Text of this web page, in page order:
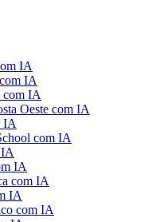
IA
IA
com IA
Oeste com IA
IA
com IA
IA
com IA
IA
com IA